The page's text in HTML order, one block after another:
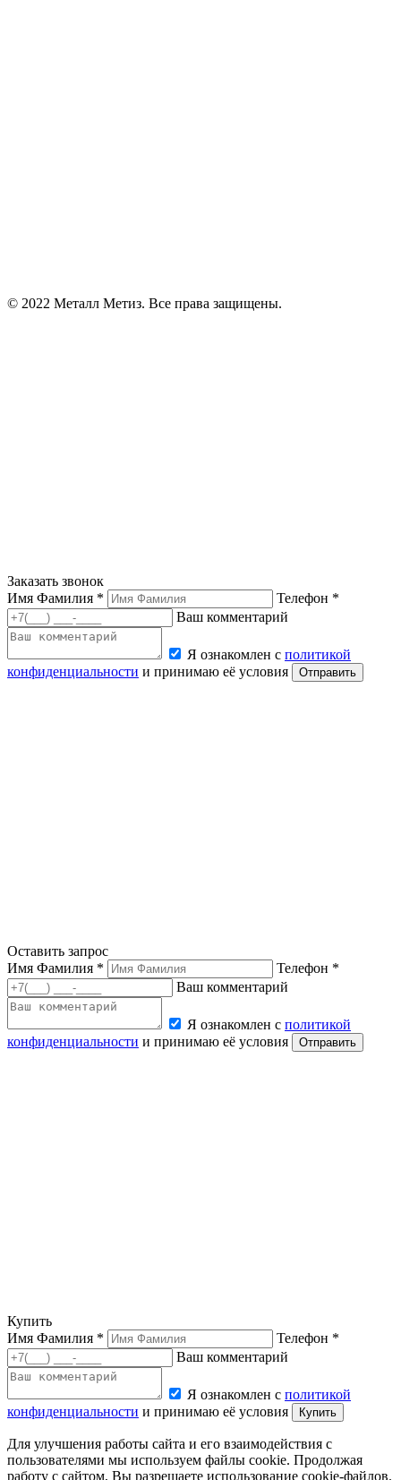
© 2022 Металл Метиз. Все права защищены.
Заказать звонок
Имя Фамилия *
Телефон *
Ваш комментарий
Я ознакомлен с политикой
конфиденциальности и принимаю её условия Отправить
Оставить запрос
Имя Фамилия *
Телефон *
Ваш комментарий
Я ознакомлен с политикой
конфиденциальности и принимаю её условия Отправить
Купить
Имя Фамилия *
Телефон *
Ваш комментарий
Я ознакомлен с политикой
конфиденциальности и принимаю её условия Купить
Для улучшения работы сайта и его взаимодействия с
пользователями мы используем файлы cookie. Продолжая
работу с сайтом, Вы разрешаете использование cookie-файлов.